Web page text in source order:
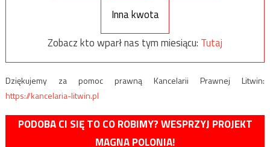
Inna kwota
Zobacz kto wparł nas tym miesiącu: Tutaj
Dziękujemy za pomoc prawną Kancelarii Prawnej Litwin:
https://kancelaria-litwin.pl
PODOBA CI SIĘ TO CO ROBIMY? WESPRZYJ PROJEKT
MAGNA POLONIA!